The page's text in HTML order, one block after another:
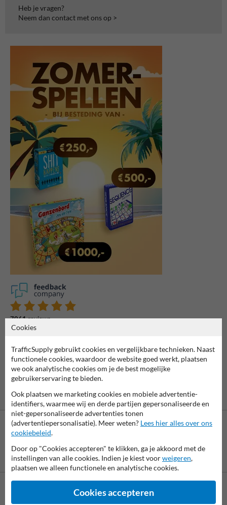
Heb je vragen?
Neem dan contact met ons op >
7061reviews
Rating9.4
Betaling achteraf
is mogelijk
Cookies
TrafficSupply gebruikt cookies en vergelijkbare technieken. Naast
functionele cookies, waardoor de website goed werkt, plaatsen
we ook analytische cookies om je de best mogelijke
gebruikerservaring te bieden.
Ook plaatsen we marketing cookies en mobiele advertentie-
identifiers, waarmee wij en derde partijen gepersonaliseerde en
niet-gepersonaliseerde advertenties tonen
(advertentiepersonalisatie). Meer weten? Lees hier alles over ons
cookiebeleid.
Door op "Cookies accepteren" te klikken, ga je akkoord met de
instellingen van alle cookies. Indien je kiest voorweigeren,
plaatsen we alleen functionele en analytische cookies.
Cookies accepteren